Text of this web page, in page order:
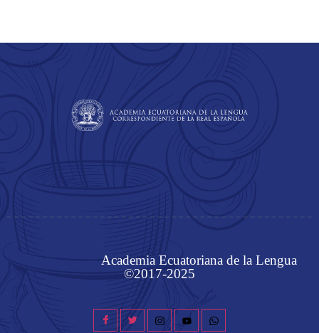
Academia Ecuatoriana de la Lengua
©2017-2025